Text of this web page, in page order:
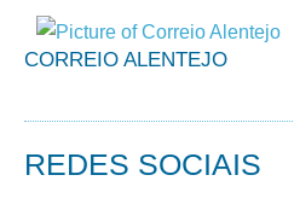
CORREIO ALENTEJO
REDES SOCIAIS